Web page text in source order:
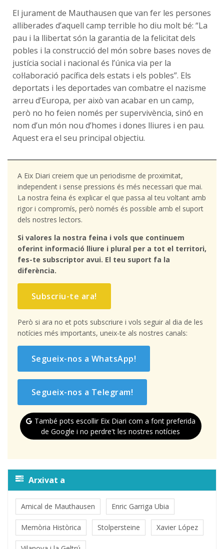
El jurament de Mauthausen que van fer les persones
alliberades d’aquell camp terrible ho diu molt bé: “La
pau i la llibertat són la garantia de la felicitat dels
pobles i la construcció del món sobre bases noves de
justícia social i nacional és l’única via per la
col·laboració pacífica dels estats i els pobles”. Els
deportats i les deportades van combatre el nazisme
arreu d’Europa, per això van acabar en un camp,
però no ho feien només per supervivència, sinó en
nom d’un món nou d’homes i dones lliures i en pau.
Aquest era el seu principal objectiu.
A Eix Diari creiem que un periodisme de proximitat,
independent i sense pressions és més necessari que mai.
La nostra feina és explicar el que passa al teu voltant amb
rigor i compromís, però només és possible amb el suport
dels nostres lectors.
Si valores la nostra feina i vols que continuem
oferint informació lliure i plural per a tot el territori,
fes-te subscriptor avui. El teu suport fa la
diferència.
Subscriu-te ara!
Però si ara no et pots subscriure i vols seguir al dia de les
notícies més importants, uneix-te als nostres canals:
Segueix-nos a WhatsApp!
Segueix-nos a Telegram!
També pots escollir Eix Diari com a font preferida
de Google i no perdre't les nostres notícies
Arxivat a
Amical de Mauthausen Enric Garriga Ubia
Memòria Històrica Stolpersteine Xavier López